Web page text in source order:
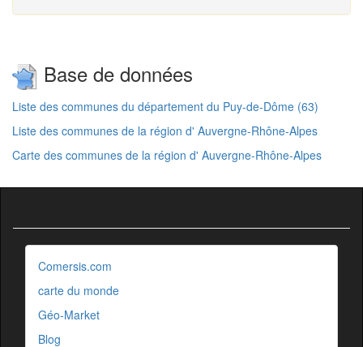
Base de données
Liste des communes du département du Puy-de-Dôme (63)
Liste des communes de la région d' Auvergne-Rhône-Alpes
Carte des communes de la région d' Auvergne-Rhône-Alpes
Comersis.com
carte du monde
Géo-Market
Blog